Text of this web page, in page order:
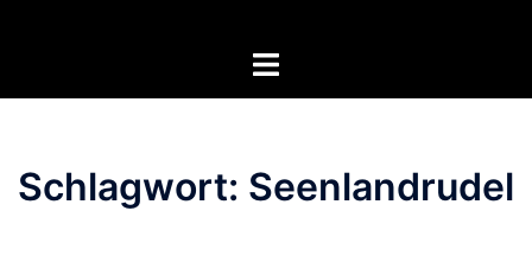
Menü
Schlagwort: Seenlandrudel